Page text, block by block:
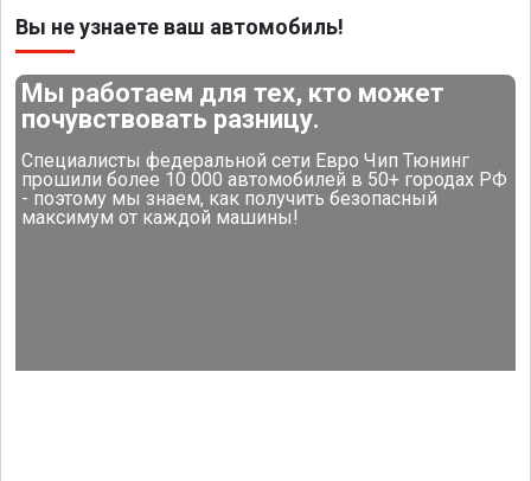
Вы не узнаете ваш автомобиль!
Мы работаем для тех, кто может
почувствовать разницу.
Специалисты федеральной сети Евро Чип Тюнинг
прошили более 10 000 автомобилей в 50+ городах РФ
- поэтому мы знаем, как получить безопасный
максимум от каждой машины!